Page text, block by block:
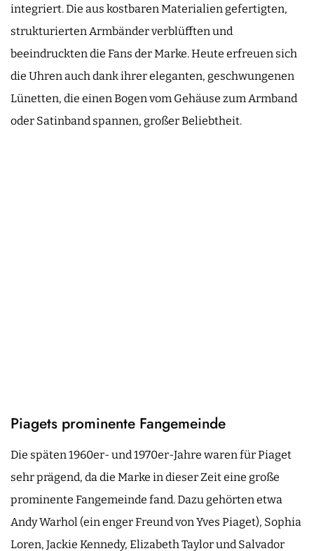
integriert. Die aus kostbaren Materialien gefertigten,
strukturierten Armbänder verblüfften und
beeindruckten die Fans der Marke. Heute erfreuen sich
die Uhren auch dank ihrer eleganten, geschwungenen
Lünetten, die einen Bogen vom Gehäuse zum Armband
oder Satinband spannen, großer Beliebtheit.
Piagets prominente Fangemeinde
Die späten 1960er- und 1970er-Jahre waren für Piaget
sehr prägend, da die Marke in dieser Zeit eine große
prominente Fangemeinde fand. Dazu gehörten etwa
Andy Warhol (ein enger Freund von Yves Piaget), Sophia
Loren, Jackie Kennedy, Elizabeth Taylor und Salvador